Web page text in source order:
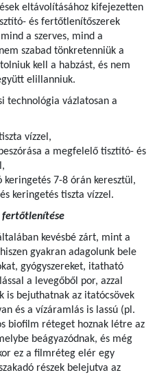
eltávolításához kifejezetten
és fertőtlenítőszerek
a szerves, mind a
szabad tönkretenniük a
kell a habzást, és nem
elillanniuk.
technológia vázlatosan a
vízzel,
a megfelelő tisztító- és
keringetés 7-8 órán keresztül,
keringetés tiszta vízzel.
fertőtlenítése
kevésbé zárt, mint a
gyakran adagolunk bele
gyógyszereket, itatható
a levegőből por, azzal
is bejuthatnak az itatócsövek
és a vízáramlás is lassú (pl.
biofilm réteget hoznak létre az
beágyazódnak, és még
ez a filmréteg elér egy
részek belejutva az